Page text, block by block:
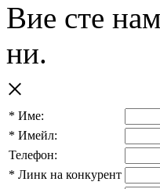
Вие сте
ни.
×
* Име:
* Имейл:
Телефон:
* Линк на конкурент